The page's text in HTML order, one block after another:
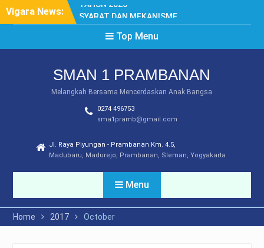
Vigara News:
SYARAT DAN MEKANISME
LEGALISIR
PENGUMUMAN PPDB
TAHUN 2025
2025
PENGUMUMAN SPMB
TAHUN 2026
Top Menu
SMAN 1 PRAMBANAN
Melangkah Bersama Mencerdaskan Anak Bangsa
0274 496753
sma1pramb@gmail.com
Jl. Raya Piyungan - Prambanan Km. 4.5,
Madubaru, Madurejo, Prambanan, Sleman, Yogyakarta
Menu
Home 2017 October